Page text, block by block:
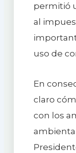
permitió
al
uso de
En
claro
con los